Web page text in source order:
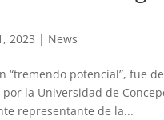
2023 | News
“tremendo potencial”, fue
la Universidad de
representante de la...